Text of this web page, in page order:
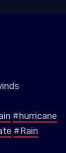
#hurricane
#Rain